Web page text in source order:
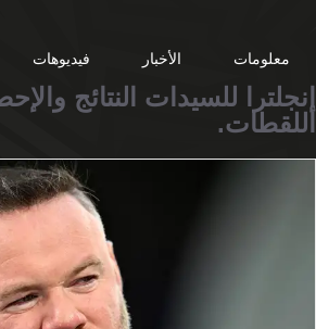
معلومات الأخبار فيديوهات
إنجلترا للسيدات النتائج
اللقطات.